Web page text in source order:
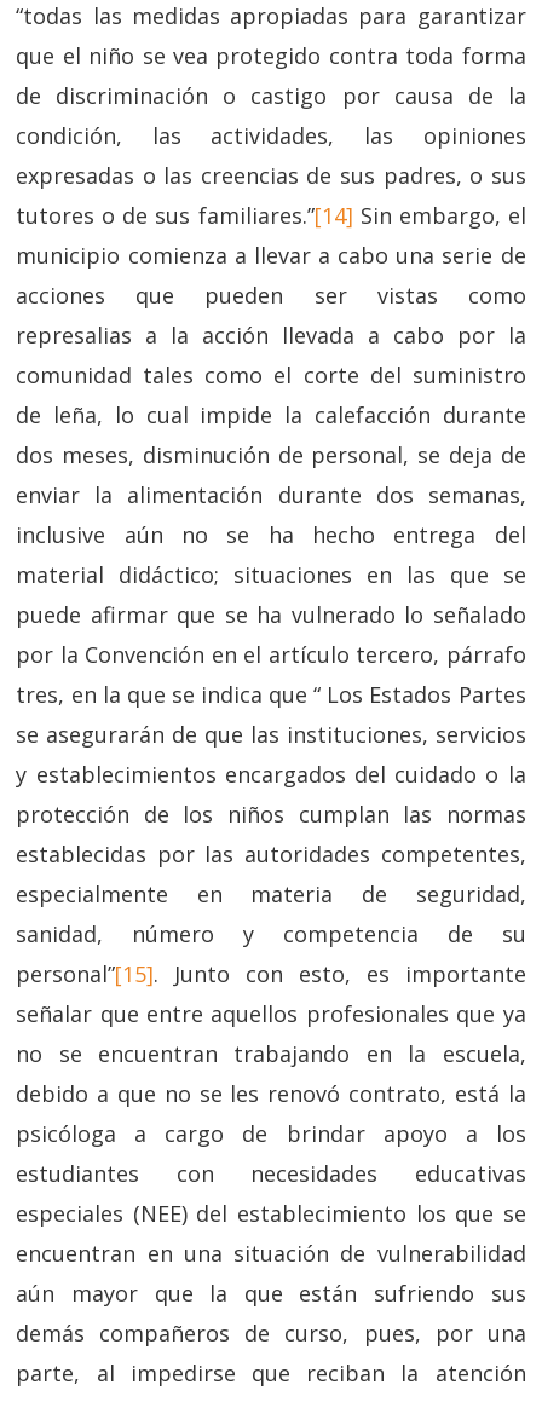
“todas las medidas apropiadas para garantizar
que el niño se vea protegido contra toda forma
de discriminación o castigo por causa de la
condición, las actividades, las opiniones
expresadas o las creencias de sus padres, o sus
tutores o de sus familiares.”[14] Sin embargo, el
municipio comienza a llevar a cabo una serie de
acciones que pueden ser vistas como
represalias a la acción llevada a cabo por la
comunidad tales como el corte del suministro
de leña, lo cual impide la calefacción durante
dos meses, disminución de personal, se deja de
enviar la alimentación durante dos semanas,
inclusive aún no se ha hecho entrega del
material didáctico; situaciones en las que se
puede afirmar que se ha vulnerado lo señalado
por la Convención en el artículo tercero, párrafo
tres, en la que se indica que “ Los Estados Partes
se asegurarán de que las instituciones, servicios
y establecimientos encargados del cuidado o la
protección de los niños cumplan las normas
establecidas por las autoridades competentes,
especialmente en materia de seguridad,
sanidad, número y competencia de su
personal”[15]. Junto con esto, es importante
señalar que entre aquellos profesionales que ya
no se encuentran trabajando en la escuela,
debido a que no se les renovó contrato, está la
psicóloga a cargo de brindar apoyo a los
estudiantes con necesidades educativas
especiales (NEE) del establecimiento los que se
encuentran en una situación de vulnerabilidad
aún mayor que la que están sufriendo sus
demás compañeros de curso, pues, por una
parte, al impedirse que reciban la atención